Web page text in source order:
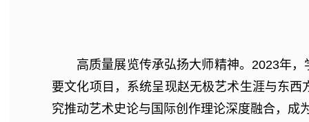
高质量展览传承弘扬大师精神。2023年
要文化项目，系统呈现赵无极艺术生涯与东
究推动艺术史论与国际创作理论深度融合，成